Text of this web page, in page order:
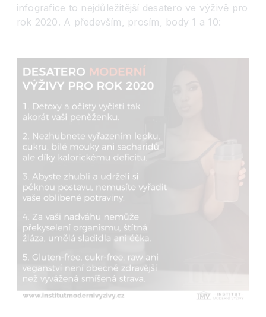
infografice to nejdůležitější desatero ve výživě pro
rok 2020. A především, prosím, body 1 a 10: